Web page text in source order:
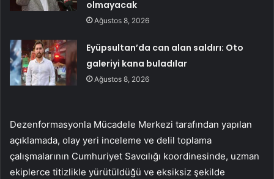
olmayacak
Ağustos 8, 2026
Eyüpsultan’da can alan saldırı: Oto
galeriyi kana buladılar
Ağustos 8, 2026
Dezenformasyonla Mücadele Merkezi tarafından yapılan
açıklamada, olay yeri inceleme ve delil toplama
çalışmalarının Cumhuriyet Savcılığı koordinesinde, uzman
ekiplerce titizlikle yürütüldüğü ve eksiksiz şekilde